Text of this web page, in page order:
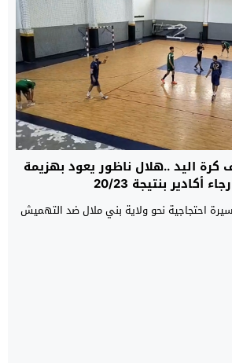
كرة اليد ..هلال ناظور يعود بهزيمة
أكادير بنتيجة 20/23